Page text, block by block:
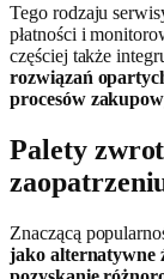
Tego rodzaju
płatności i
częściej także
rozwiązań
procesów
Palety
Znaczącą
jako alternatywne